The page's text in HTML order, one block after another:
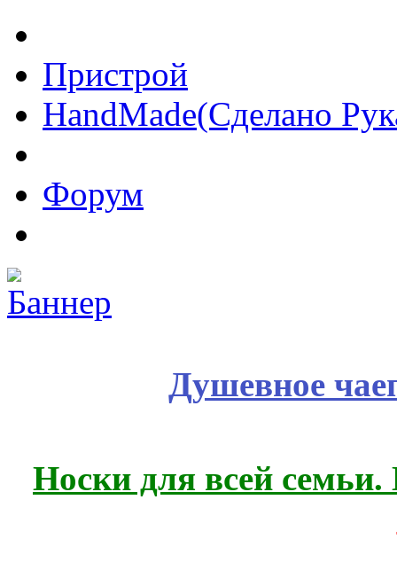
Пристрой
HandMade(Сделано
Форум
Душевное
Носки для всей